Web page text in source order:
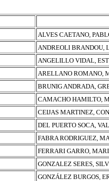
ALVES CAETANO,
ANDREOLI BRANDOU,
ANGELILLO VIDAL,
ARELLANO ROMANO,
BRUNIG ANDRADA,
CAMACHO HAMILTO,
CEIJAS MARTINEZ,
DEL PUERTO SOCA,
FABRA RODRIGUEZ,
FERRARI GARRO,
GONZALEZ SERES,
GONZÁLEZ BURGOS,